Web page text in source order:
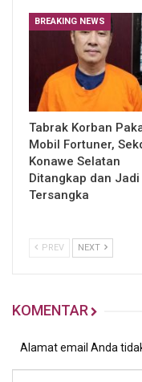
BREAKING NEWS
Tabrak Korban
Mobil Fortuner,
Konawe Selatan
Ditangkap dan Jadi
Tersangka
PREV NEXT
KOMENTAR
Alamat email Anda